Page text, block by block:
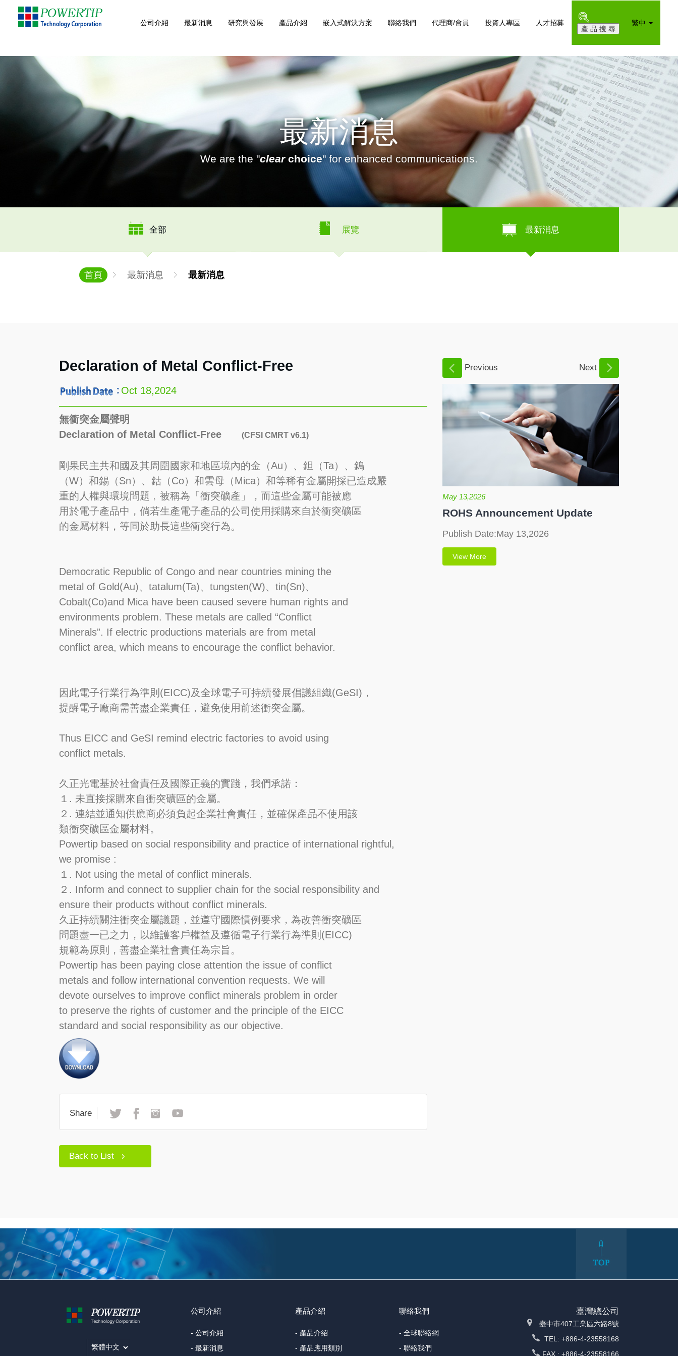
公司介紹 最新消息 研究與發展 產品介紹 嵌入式解決方案 聯絡我們 代理商/會員 投資人專區 人才招募 繁中
最新消息
We are the "clearchoice" for enhanced communications.
全部 展覽 最新消息
首頁 最新消息 最新消息
Declaration of Metal Conflict-Free
Oct 18,2024
無衝突金屬聲明
Declaration of Metal Conflict-Free
(CFSI CMRT v6.1)
剛果民主共和國及其周圍國家和地區境內的金（Au）、鉭（Ta）、鎢
（W）和錫（Sn）、鈷（Co）和雲母（Mica）和等稀有金屬開採已造成嚴
重的人權與環境問題﹐被稱為「衝突礦產」，而這些金屬可能被應
用於電子產品中，倘若生產電子產品的公司使用採購來自於衝突礦區
的金屬材料，等同於助長這些衝突行為。
Democratic Republic of Congo and near countries mining the
metal of Gold(Au)、tatalum(Ta)、tungsten(W)、tin(Sn)、
Cobalt(Co)and Mica have been caused severe human rights and
environments problem. These metals are called “Conflict
Minerals”. If electric productions materials are from metal
conflict area, which means to encourage the conflict behavior.
因此電子行業行為準則(EICC)及全球電子可持續發展倡議組織(GeSI)，
提醒電子廠商需善盡企業責任，避免使用前述衝突金屬。
Thus EICC and GeSI remind electric factories to avoid using
conflict metals.
久正光電基於社會責任及國際正義的實踐，我們承諾：
１. 未直接採購來自衝突礦區的金屬。
２. 連結並通知供應商必須負起企業社會責任，並確保產品不使用該
類衝突礦區金屬材料。
Powertip based on social responsibility and practice of international rightful,
we promise :
１. Not using the metal of conflict minerals.
２. Inform and connect to supplier chain for the social responsibility and
ensure their products without conflict minerals.
久正持續關注衝突金屬議題，並遵守國際慣例要求，為改善衝突礦區
問題盡一已之力，以維護客戶權益及遵循電子行業行為準則(EICC)
規範為原則，善盡企業社會責任為宗旨。
Powertip has been paying close attention the issue of conflict
metals and follow international convention requests. We will
devote ourselves to improve conflict minerals problem in order
to preserve the rights of customer and the principle of the EICC
standard and social responsibility as our objective.
Share
Back to List
Previous Next
May 13,2026
ROHS Announcement Update
Publish Date:May 13,2026
View More
公司介紹
- 公司介紹
- 最新消息
產品介紹
- 產品介紹
- 產品應用類別
聯絡我們
- 全球聯絡網
- 聯絡我們
臺灣總公司
臺中市407工業區六路8號
TEL: +886-4-23558168
FAX : +886-4-23558166